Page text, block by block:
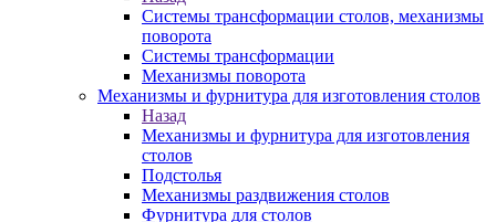
Системы трансформации столов, механизмы
поворота
Системы трансформации
Механизмы поворота
Механизмы и фурнитура для изготовления столов
Назад
Механизмы и фурнитура для изготовления
столов
Подстолья
Механизмы раздвижения столов
Фурнитура для столов